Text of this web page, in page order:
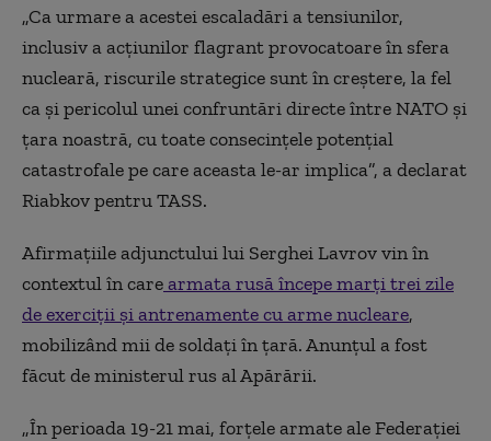
„Ca urmare a acestei escaladări a tensiunilor,
inclusiv a acțiunilor flagrant provocatoare în sfera
nucleară, riscurile strategice sunt în creștere, la fel
ca și pericolul unei confruntări directe între NATO și
țara noastră, cu toate consecințele potențial
catastrofale pe care aceasta le-ar implica”, a declarat
Riabkov pentru TASS.
Afirmațiile adjunctului lui Serghei Lavrov vin în
contextul în carearmata rusă începe marţi trei zile
de exerciţii şi antrenamente cu arme nucleare,
mobilizând mii de soldaţi în ţară. Anunțul a fost
făcut de ministerul rus al Apărării.
„În perioada 19-21 mai, forţele armate ale Federaţiei